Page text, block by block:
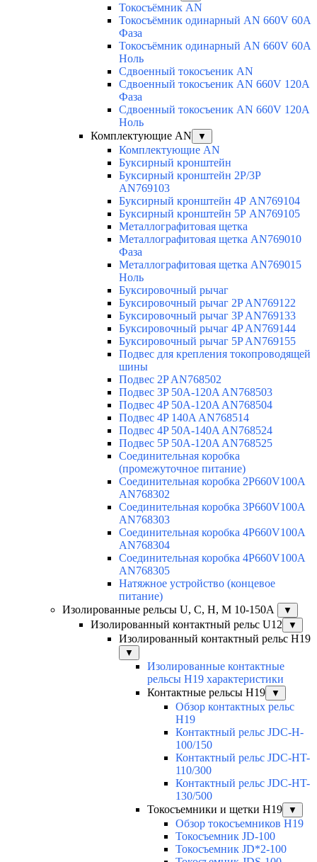
Токосъёмник AN
Токосъёмник одинарный AN 660V 60A
Фаза
Токосъёмник одинарный AN 660V 60A
Ноль
Сдвоенный токосъеник AN
Сдвоенный токосъеник AN 660V 120A
Фаза
Сдвоенный токосъеник AN 660V 120A
Ноль
Комплектующие AN
▼
Комплектующие AN
Буксирный кронштейн
Буксирный кронштейн 2Р/3Р
AN769103
Буксирный кронштейн 4Р AN769104
Буксирный кронштейн 5Р AN769105
Металлографитовая щетка
Металлографитовая щетка AN769010
Фаза
Металлографитовая щетка AN769015
Ноль
Буксировочный рычаг
Буксировочный рычаг 2P AN769122
Буксировочный рычаг 3P AN769133
Буксировочный рычаг 4P AN769144
Буксировочный рычаг 5P AN769155
Подвес для крепления токопроводящей
шины
Подвес 2P AN768502
Подвес 3P 50A-120A AN768503
Подвес 4P 50A-120A AN768504
Подвес 4P 140A AN768514
Подвес 4P 50A-140A AN768524
Подвес 5P 50A-120A AN768525
Соединительная коробка
(промежуточное питание)
Соединительная коробка 2P660V100A
AN768302
Соединительная коробка 3P660V100A
AN768303
Соединительная коробка 4P660V100A
AN768304
Соединительная коробка 4P660V100A
AN768305
Натяжное устройство (концевое
питание)
Изолированные рельсы U, C, H, M 10-150А
▼
Изолированный контактный рельс U12 ▼
Изолированный контактный рельс Н19
▼
Изолированные контактные
рельсы Н19 характеристики
Контактные рельсы H19
▼
Обзор контактных рельс
H19
Контактный рельс JDC-H-
100/150
Контактный рельс JDC-HT-
110/300
Контактный рельс JDC-HT-
130/500
Токосъемники и щетки H19
▼
Обзор токосъемников H19
Токосъемник JD-100
Токосъемник JD*2-100